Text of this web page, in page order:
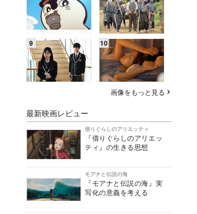
画像をもっと見る
最新映画レビュー
借りぐらしのアリエッティ
『借りぐらしのアリエッ
ティ』の生きる思想
モアナと伝説の海
『モアナと伝説の海』実
写化の意義を考える